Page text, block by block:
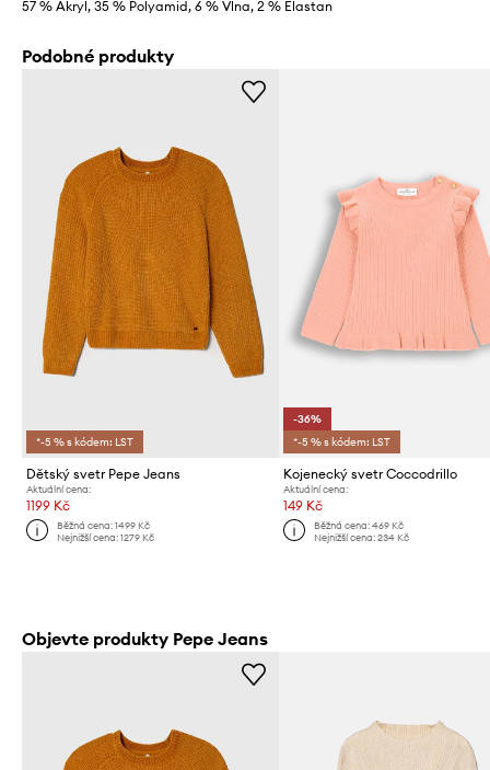
57 % Akryl, 35 % Polyamid, 6 % Vlna, 2 % Elastan
Podobné produkty
*-5 % s kódem: LST
Dětský svetr Pepe Jeans
Aktuální cena:
1199 Kč
Běžná cena:1499 Kč
Nejnižší cena:1279 Kč
-36%
*-5 % s kódem: LST
Kojenecký svetr Coccodrillo
Aktuální cena:
149 Kč
Běžná cena: 469 Kč
Nejnižší cena: 234 Kč
Objevte produkty Pepe Jeans